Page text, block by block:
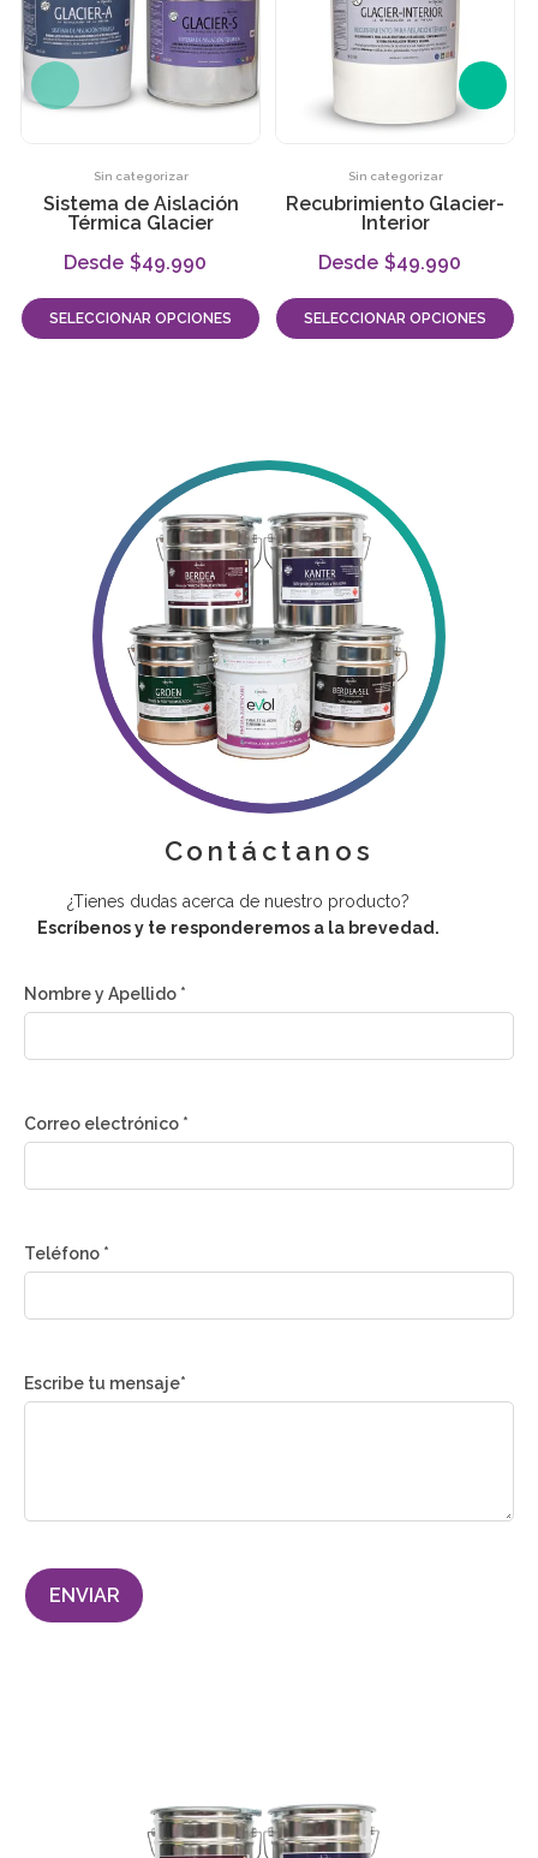
Sin categorizar
Sistema de Aislación
Térmica Glacier
$49.990
SELECCIONAR OPCIONES
Sin categorizar
Recubrimiento Glacier-
Interior
$49.990
SELECCIONAR OPCIONES
Contáctanos
¿Tienes dudas acerca de nuestro producto?
Escríbenos y te responderemos a la brevedad.
Nombre y Apellido *
Correo electrónico *
Teléfono *
Escribe tu mensaje*